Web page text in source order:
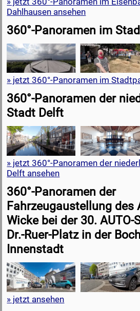
Dahlhausen ansehen
360°-Panoramen im
» jetzt 360°-Panoramen im
360°-Panoramen der
Stadt Delft
» jetzt 360°-Panoramen der
Delft ansehen
360°-Panoramen der
Fahrzeugaustellung des
Wicke bei der 30.
Dr.-Ruer-Platz in der
Innenstadt
» jetzt ansehen